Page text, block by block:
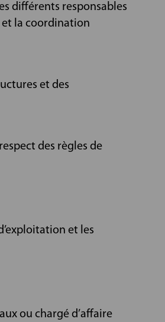
différents responsables
la coordination
et des
des règles de
et les
ou chargé d’affaire